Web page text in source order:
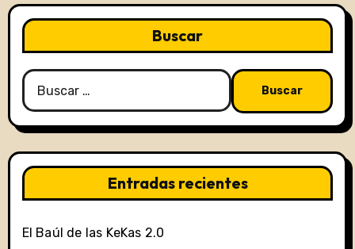
Buscar
Buscar:
Entradas recientes
El Baúl de las KeKas 2.0